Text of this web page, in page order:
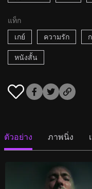
แท็ก
เกย์
ความรัก
หนังสั้น
ตัวอย่าง ภาพนิ่ง